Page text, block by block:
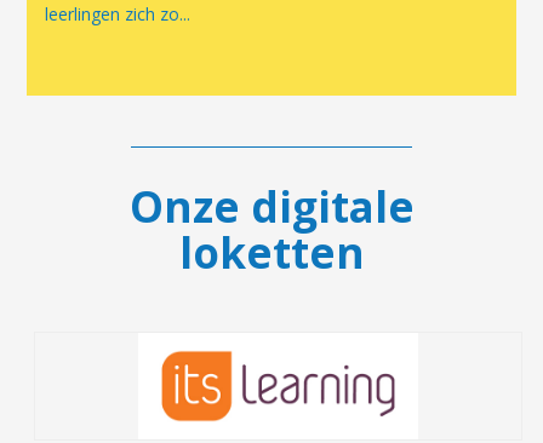
leerlingen zich zo...
Onze digitale
loketten